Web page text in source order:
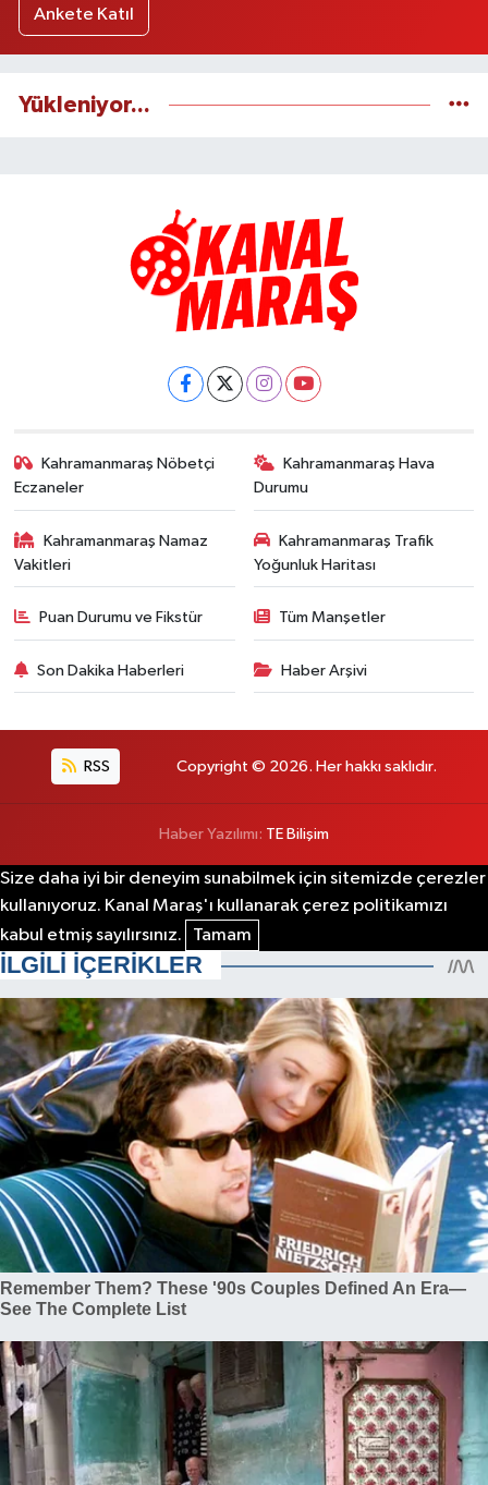
Ankete Katıl
Yükleniyor...
Kahramanmaraş Nöbetçi
Eczaneler
Kahramanmaraş Hava
Durumu
Kahramanmaraş Namaz
Vakitleri
Kahramanmaraş Trafik
Yoğunluk Haritası
Puan Durumu ve Fikstür Tüm Manşetler
Son Dakika Haberleri Haber Arşivi
RSS Copyright © 2026. Her hakkı saklıdır.
Haber Yazılımı: TE Bilişim
Size daha iyi bir deneyim sunabilmek için sitemizde çerezler
kullanıyoruz. Kanal Maraş'ı kullanarak çerez politikamızı
kabul etmiş sayılırsınız.
Tamam